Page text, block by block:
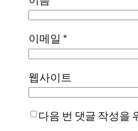
이메일 *
웹사이트
다음 번 댓글 작성을